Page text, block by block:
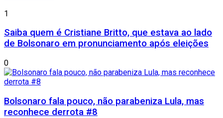
1
Saiba quem é Cristiane Britto, que estava ao lado
de Bolsonaro em pronunciamento após eleições
0
Bolsonaro fala pouco, não parabeniza Lula, mas
reconhece derrota #8